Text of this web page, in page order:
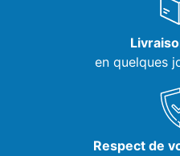
en quelques
Respect de